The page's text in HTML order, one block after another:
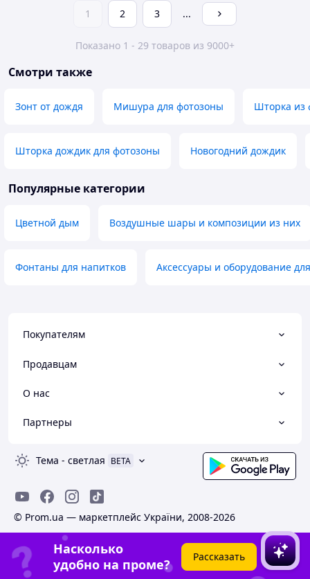
1 2 3 ...
Показано 1 - 29 товаров из 9000+
Смотри также
Зонт от дождя Мишура для фотозоны Шторка из
Шторка дождик для фотозоны Новогодний дождик
Популярные категории
Цветной дым Воздушные шары и композиции из них
Фонтаны для напитков Аксессуары и оборудование
Покупателям
Продавцам
О нас
Партнеры
Тема - светлая BETA
© Prom.ua — маркетплейс України, 2008-2026
Насколько
удобно на проме?
Рассказать